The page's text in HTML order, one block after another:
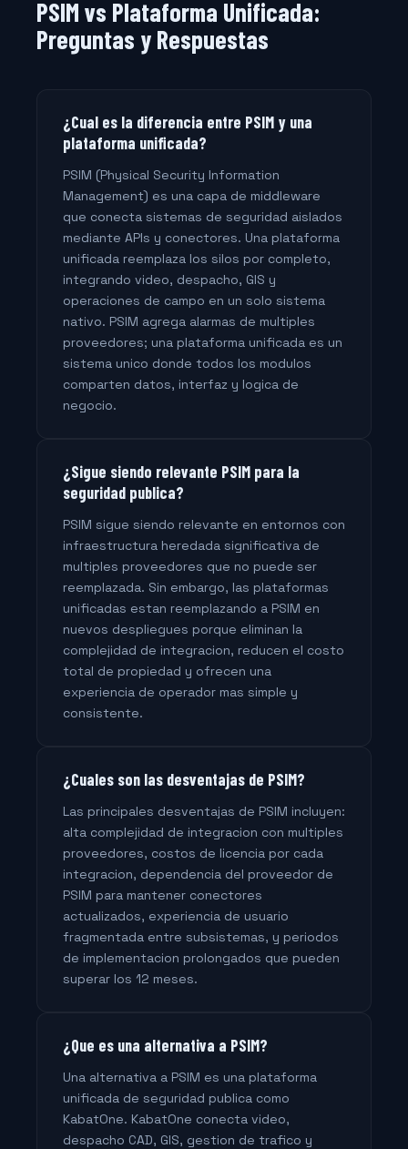
PSIM vs Plataforma Unificada:
Preguntas y Respuestas
¿Cual es la diferencia entre PSIM y una
plataforma unificada?
PSIM (Physical Security Information
Management) es una capa de middleware
que conecta sistemas de seguridad aislados
mediante APIs y conectores. Una plataforma
unificada reemplaza los silos por completo,
integrando video, despacho, GIS y
operaciones de campo en un solo sistema
nativo. PSIM agrega alarmas de multiples
proveedores; una plataforma unificada es un
sistema unico donde todos los modulos
comparten datos, interfaz y logica de
negocio.
¿Sigue siendo relevante PSIM para la
seguridad publica?
PSIM sigue siendo relevante en entornos con
infraestructura heredada significativa de
multiples proveedores que no puede ser
reemplazada. Sin embargo, las plataformas
unificadas estan reemplazando a PSIM en
nuevos despliegues porque eliminan la
complejidad de integracion, reducen el costo
total de propiedad y ofrecen una
experiencia de operador mas simple y
consistente.
¿Cuales son las desventajas de PSIM?
Las principales desventajas de PSIM incluyen:
alta complejidad de integracion con multiples
proveedores, costos de licencia por cada
integracion, dependencia del proveedor de
PSIM para mantener conectores
actualizados, experiencia de usuario
fragmentada entre subsistemas, y periodos
de implementacion prolongados que pueden
superar los 12 meses.
¿Que es una alternativa a PSIM?
Una alternativa a PSIM es una plataforma
unificada de seguridad publica como
KabatOne. KabatOne conecta video,
despacho CAD, GIS, gestion de trafico y